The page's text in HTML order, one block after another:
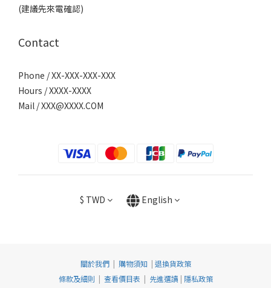
(建議先來電確認)
Contact
Phone / XX-XXX-XXX-XXX
Hours / XXXX-XXXX
Mail /XXX@XXXX.COM
$ TWD English
關於我們| 購物須知 | 退換貨政策
條款及細則 | 查看價目表 | 先進選讀 | 隱私政策